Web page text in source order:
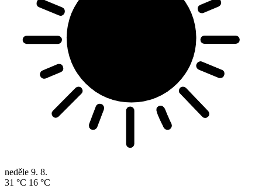
neděle 9. 8.
31 °C 16 °C